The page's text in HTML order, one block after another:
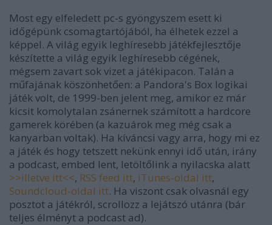
Most egy elfeledett pc-s gyöngyszem esett ki
időgépünk csomagtartójából, ha élhetek ezzel a
képpel. A világ egyik leghíresebb játékfejlesztője
készítette a világ egyik leghíresebb cégének,
mégsem zavart sok vizet a játékipacon. Talán a
műfajának köszönhetően: a Pandora's Box logikai
játék volt, de 1999-ben jelent meg, amikor ez már
kicsit komolytalan zsánernek számított a hardcore
gamerek körében (a kazuárok meg még csak a
kanyarban voltak). Ha kíváncsi vagy arra, hogy mi ez
a játék és hogy tetszett nekünk ennyi idő után, irány
a podcast, embed lent, letöltőlink a nyilacska alatt
>>illetve itt<<, RSS feed itt, iTunes-oldal itt,
Soundcloud-oldal itt. Ha viszont csak olvasnál egy
posztot a játékról, scrollozz a lejátszó utánra (bár
teljes élményt a podcast ad).